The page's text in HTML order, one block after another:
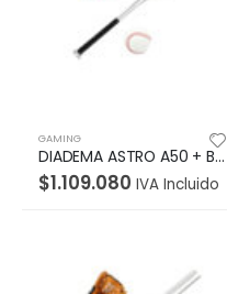
GAMING
DIADEMA ASTRO A50 + BASE STATION Logitech Gaming Inalámbrica Wireless Para PlayStation 4/PC Carga Magnética Micrófono Cancela ruido Sonido Dolby 7.1 Garantía 1Año-NEGRA-AZUL
$1.109.080 IVA Incluido